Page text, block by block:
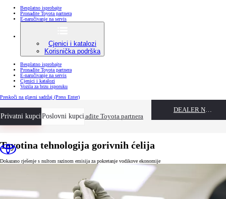
Besplatno isprobajte
Pronađite Toyota partnera
E-naručivanje na servis
Cjenici i katalozi
Korisnička podrška
Besplatno isprobajte
Pronađite Toyota partnera
E-naručivanje na servis
Cjenici i katalozi
Vozila za brzu isporuku
Preskoči na glavni sadržaj (Press Enter)
Privatni kupciPoslovni kupci
Besplatno isprobajte Pronađite Toyota partnera
DEALER NAME
Toyotina tehnologija gorivnih ćelija
Dokazano rješenje s nultom razinom emisija za pokretanje vodikove ekonomije